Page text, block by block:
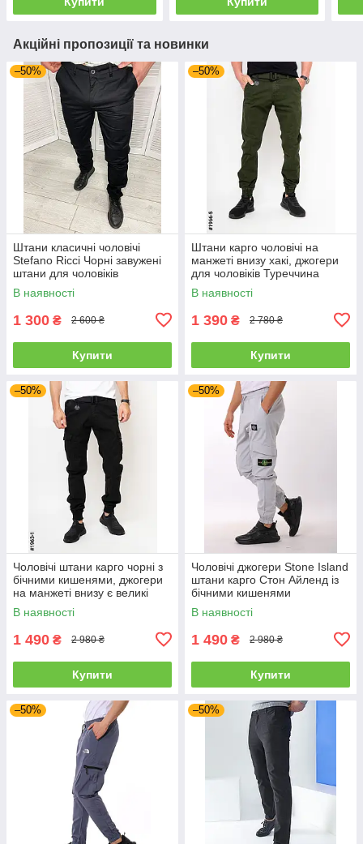
Акційні пропозиції та новинки
–50%
Штани класичні чоловічі
Stefano Ricci Чорні завужені
штани для чоловіків
В наявності
1 300 ₴ 2 600 ₴
Купити
–50%
Штани карго чоловічі на
манжеті внизу хакі, джогери
для чоловіків Туреччина
В наявності
1 390 ₴ 2 780 ₴
Купити
–50%
Чоловічі штани карго чорні з
бічними кишенями, джогери
на манжеті внизу є великі
розміри батали
В наявності
1 490 ₴ 2 980 ₴
Купити
–50%
Чоловічі джогери Stone Island
штани карго Стон Айленд із
бічними кишенями
В наявності
1 490 ₴ 2 980 ₴
Купити
–50% –50%